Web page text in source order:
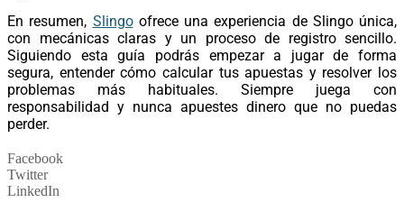
En resumen, Slingoofrece una experiencia de Slingo única,
con mecánicas claras y un proceso de registro sencillo.
Siguiendo esta guía podrás empezar a jugar de forma
segura, entender cómo calcular tus apuestas y resolver los
problemas más habituales. Siempre juega con
responsabilidad y nunca apuestes dinero que no puedas
perder.
Facebook
Twitter
LinkedIn